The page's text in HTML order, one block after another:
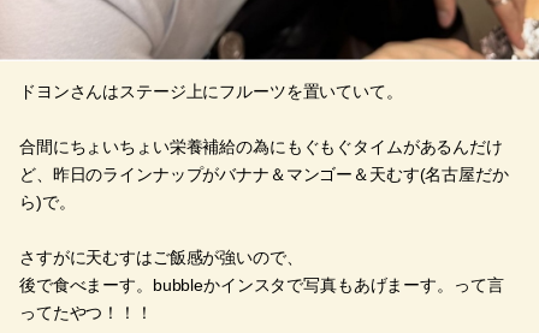
ドヨンさんはステージ上にフルーツを置いていて。
合間にちょいちょい栄養補給の為にもぐもぐタイムがあるんだけ
ど、昨日のラインナップがバナナ＆マンゴー＆天むす(名古屋だか
ら)で。
さすがに天むすはご飯感が強いので、
後で食べまーす。bubbleかインスタで写真もあげまーす。って言
ってたやつ！！！